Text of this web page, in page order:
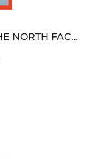
ノースフェイス 偽物 ダウン人気【THE NORTH FACE】M'S 7 SUMMIT HIM...